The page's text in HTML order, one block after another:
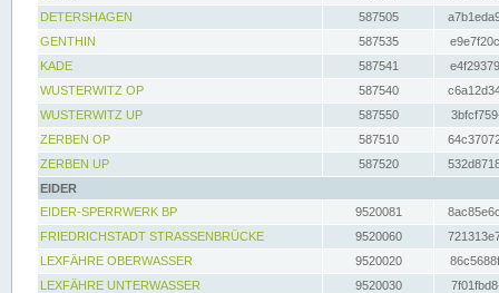
DETERSHAGEN
587505
GENTHIN
587535
KADE
587541
WUSTERWITZ OP
587540
WUSTERWITZ UP
587550
ZERBEN OP
587510
ZERBEN UP
587520
EIDER
EIDER-SPERRWERK BP
9520081
FRIEDRICHSTADT STRASSENBRÜCKE
9520060
LEXFÄHRE OBERWASSER
9520020
LEXFÄHRE UNTERWASSER
9520030